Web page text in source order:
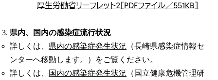
厚生労働省リーフレット2［PDFファイル／551KB］
県内、国内の感染症流行状況
詳しくは、 県内の感染症発生状況 （長崎県感染症情報セ
ンターへ移動します。）をご覧ください。
詳しくは、
国内の感染症発生状況 （国立健康危機管理研